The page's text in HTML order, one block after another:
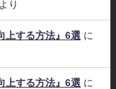
より
上する方法』6選 に
上する方法』6選 に